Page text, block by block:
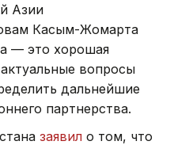
Азии
Касым-Жомарта
— это хорошая
вопросы
дальнейшие
партнерства.
заявил о том, что